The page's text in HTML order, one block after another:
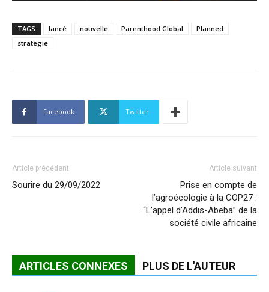
TAGS lancé nouvelle Parenthood Global
Planned
stratégie
Facebook Twitter
Article précédent
Sourire du 29/09/2022
Article suivant
Prise en compte de
l’agroécologie à la COP27 :
“L’appel d’Addis-Abeba” de la
société civile africaine
ARTICLES CONNEXES PLUS DE L'AUTEUR